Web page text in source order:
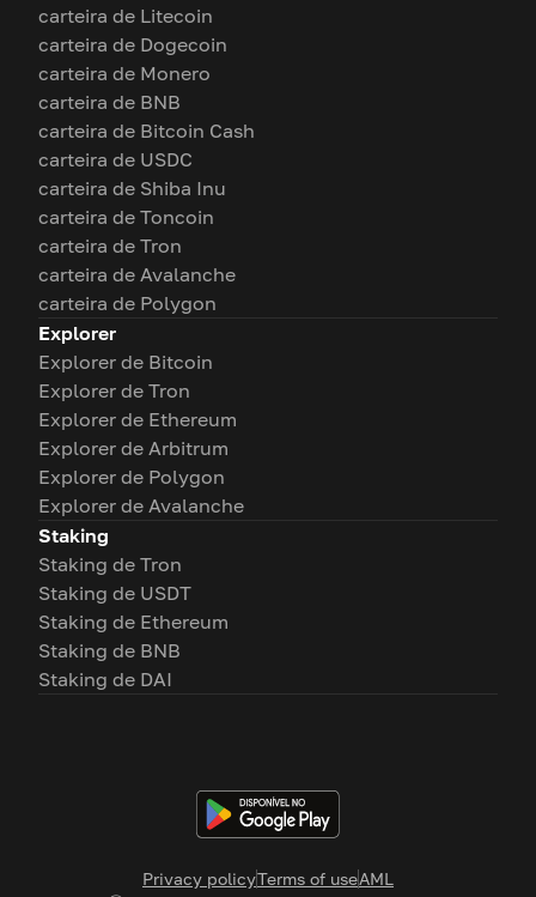
Privacy policyTerms of useAML
carteira de Litecoin
carteira de Dogecoin
carteira de Monero
carteira de BNB
carteira de Bitcoin Cash
carteira de USDC
carteira de Shiba Inu
carteira de Toncoin
carteira de Tron
carteira de Avalanche
carteira de Polygon
Explorer
Explorer de Bitcoin
Explorer de Tron
Explorer de Ethereum
Explorer de Arbitrum
Explorer de Polygon
Explorer de Avalanche
Staking
Staking de Tron
Staking de USDT
Staking de Ethereum
Staking de BNB
Staking de DAI